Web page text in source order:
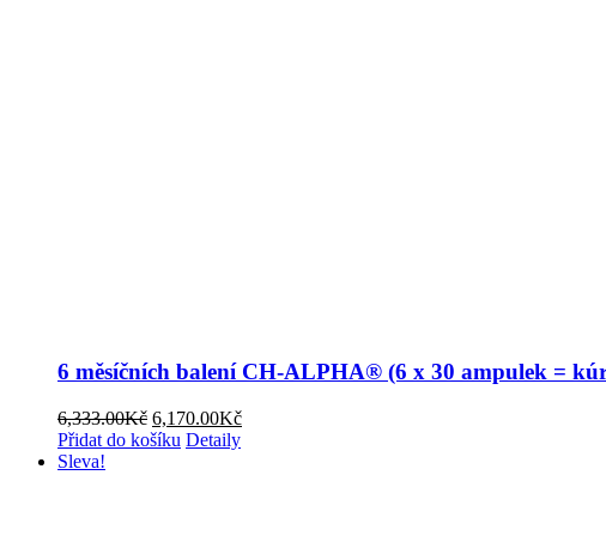
6 měsíčních balení CH-ALPHA® (6 x 30 ampulek =
6,333.00Kč Původní
cena
6,170.00KčAktuální
Přidat do košíku Detaily
Sleva!